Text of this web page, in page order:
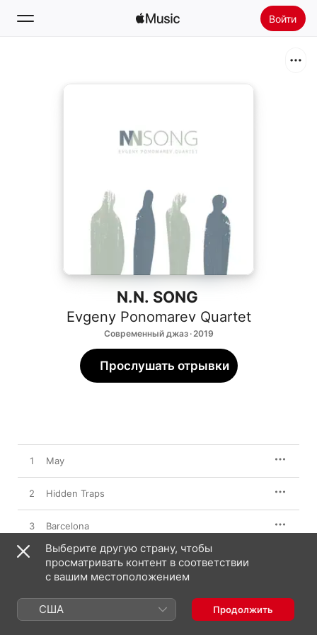
Войти
Установить Apple Music
N.N. SONG
Evgeny Ponomarev Quartet
Современный джаз · 2019
Прослушать отрывки
1 May
2 Hidden Traps
3 Barcelona
4 Art of Silence
6 N.N. Song
Выберите другую страну, чтобы
просматривать контент в соответствии
с вашим местоположением
США Продолжить